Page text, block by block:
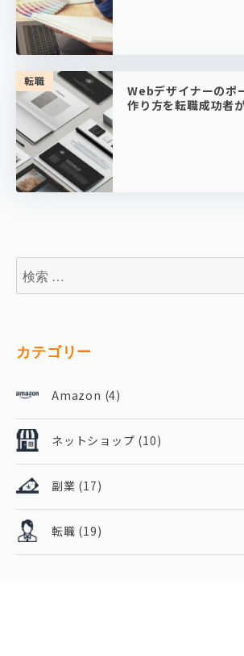
転職
Webデザイナーのポ
作り方を転職成功者
検
索:
カテゴリー
Amazon (4)
ネットショップ (10)
副業 (17)
転職 (19)